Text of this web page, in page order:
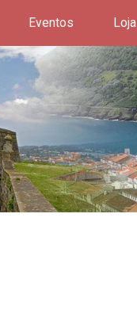
Eventos Loja